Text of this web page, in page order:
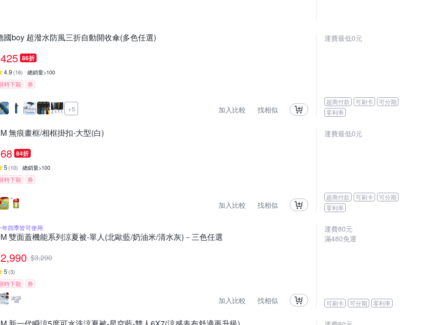
國boy 超潑水防風三折自動開收傘(多色任選)
425 86折
4.9 (16) 總銷量>100
時下殺 券
+5 加入比較 找相似
運費最低0元
超商付款 可刷卡
可分期
零利率
無痕畫框/相框掛扣-大型(白)
68 84折
5 (10) 總銷量>100
時下殺 券
加入比較 找相似
運費最低0元
超商付款 可刷卡
可分期
零利率
年四季皆可使用
雙面蓋機能系列涼夏被-單人(北歐藍/奶油米/清水灰)－三色任選
2,990 $3,290
5 (3)
時下殺 券
加入比較 找相似
運費80元
滿480免運
可刷卡 可分期 零利率